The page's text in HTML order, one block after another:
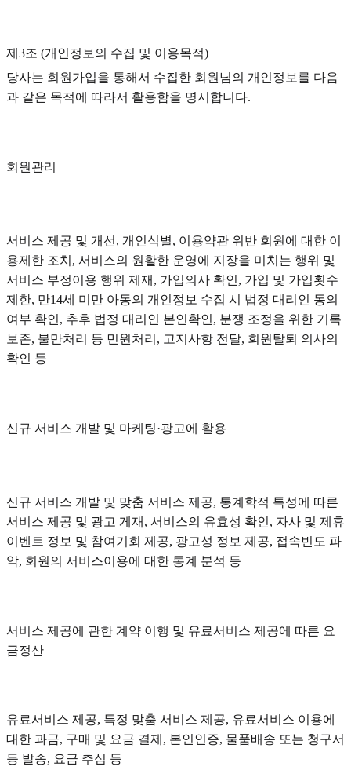
제3조 (개인정보의 수집 및 이용목적)
당사는 회원가입을 통해서 수집한 회원님의 개인정보를 다음
과 같은 목적에 따라서 활용함을 명시합니다.
회원관리
서비스 제공 및 개선, 개인식별, 이용약관 위반 회원에 대한 이
용제한 조치, 서비스의 원활한 운영에 지장을 미치는 행위 및
서비스 부정이용 행위 제재, 가입의사 확인, 가입 및 가입횟수
제한, 만14세 미만 아동의 개인정보 수집 시 법정 대리인 동의
여부 확인, 추후 법정 대리인 본인확인, 분쟁 조정을 위한 기록
보존, 불만처리 등 민원처리, 고지사항 전달, 회원탈퇴 의사의
확인 등
신규 서비스 개발 및 마케팅·광고에 활용
신규 서비스 개발 및 맞춤 서비스 제공, 통계학적 특성에 따른
서비스 제공 및 광고 게재, 서비스의 유효성 확인, 자사 및 제휴
이벤트 정보 및 참여기회 제공, 광고성 정보 제공, 접속빈도 파
악, 회원의 서비스이용에 대한 통계 분석 등
서비스 제공에 관한 계약 이행 및 유료서비스 제공에 따른 요
금정산
유료서비스 제공, 특정 맞춤 서비스 제공, 유료서비스 이용에
대한 과금, 구매 및 요금 결제, 본인인증, 물품배송 또는 청구서
등 발송, 요금 추심 등